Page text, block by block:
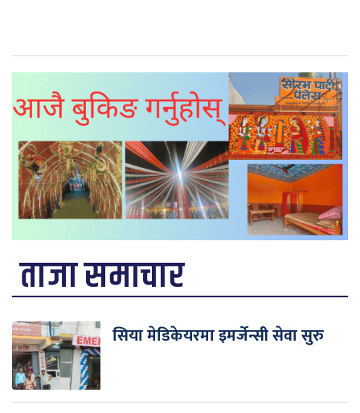
ताजा समाचार
सिया मेडिकेयरमा इमर्जेन्सी सेवा सुरु